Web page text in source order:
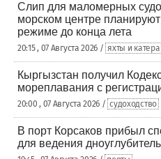
Слип для маломерных
морском центре планируют
режиме до конца лета
20:15 , 07 Августа 2026 / яхты и катера
Кыргызстан получил
мореплавания с
20:00 , 07 Августа 2026 / судоходство
В порт Корсаков прибыл
для ведения